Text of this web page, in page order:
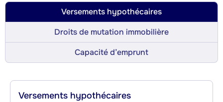
Versements hypothécaires
Droits de mutation immobilière
Capacité d’emprunt
Versements hypothécaires